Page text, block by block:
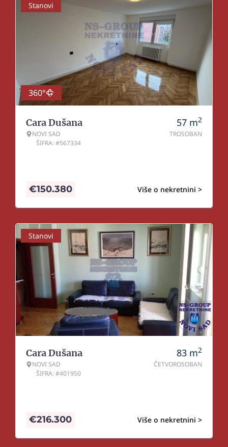
Stanovi
360°
Cara Dušana
NOVI SAD
ŠIFRA: #567334
57 m2
TROSOBAN
Više o nekretnini >
€150.380
Stanovi
Cara Dušana
NOVI SAD
ŠIFRA: #401950
83 m2
ČETVOROSOBAN
Više o nekretnini >
€216.300